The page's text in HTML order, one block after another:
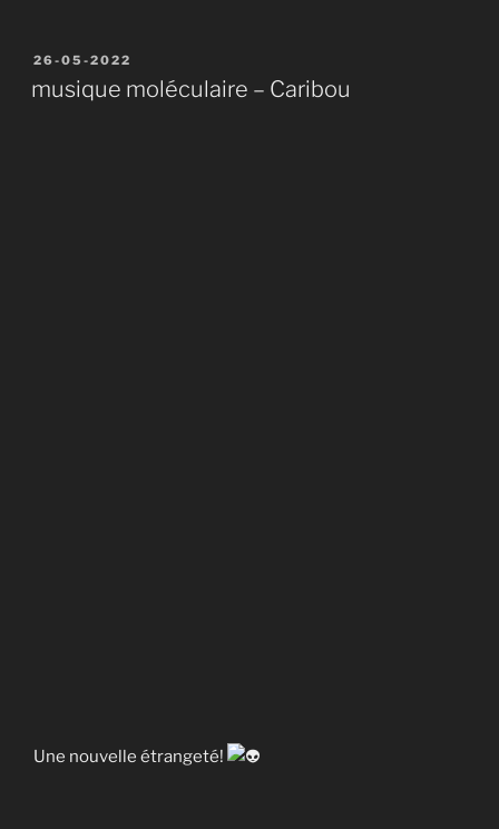
Publié
26-05-2022
musique moléculaire – Caribou
Une nouvelle étrangeté!